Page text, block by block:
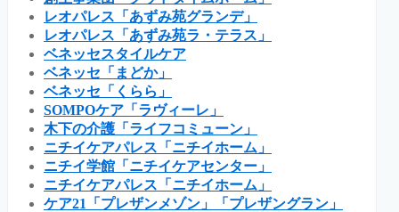
レオパレス「あずみ苑グランデ」
レオパレス「あずみ苑ラ・テラス」
ベネッセスタイルケア
ベネッセ「まどか」
ベネッセ「くらら」
SOMPOケア「ラヴィーレ」
木下の介護「ライフコミューン」
ニチイケアパレス「ニチイホーム」
ニチイ学館「ニチイケアセンター」
ニチイケアパレス「ニチイホーム」
ケア21「プレザンメゾン」「プレザングラン」